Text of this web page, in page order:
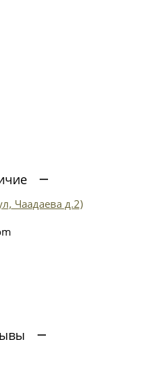
Чаадаева д.2)